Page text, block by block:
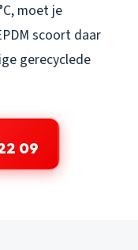
moet je
scoort daar
gerecyclede
09